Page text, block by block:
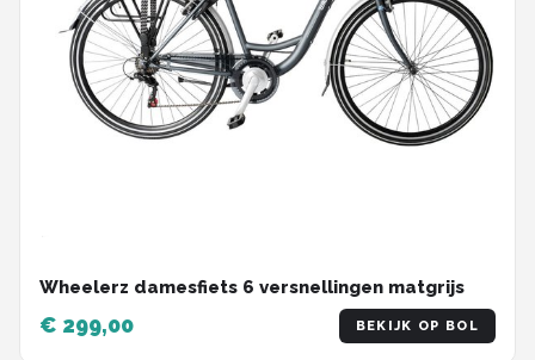
Wheelerz damesfiets 6 versnellingen matgrijs
€ 299,00 BEKIJK OP BOL